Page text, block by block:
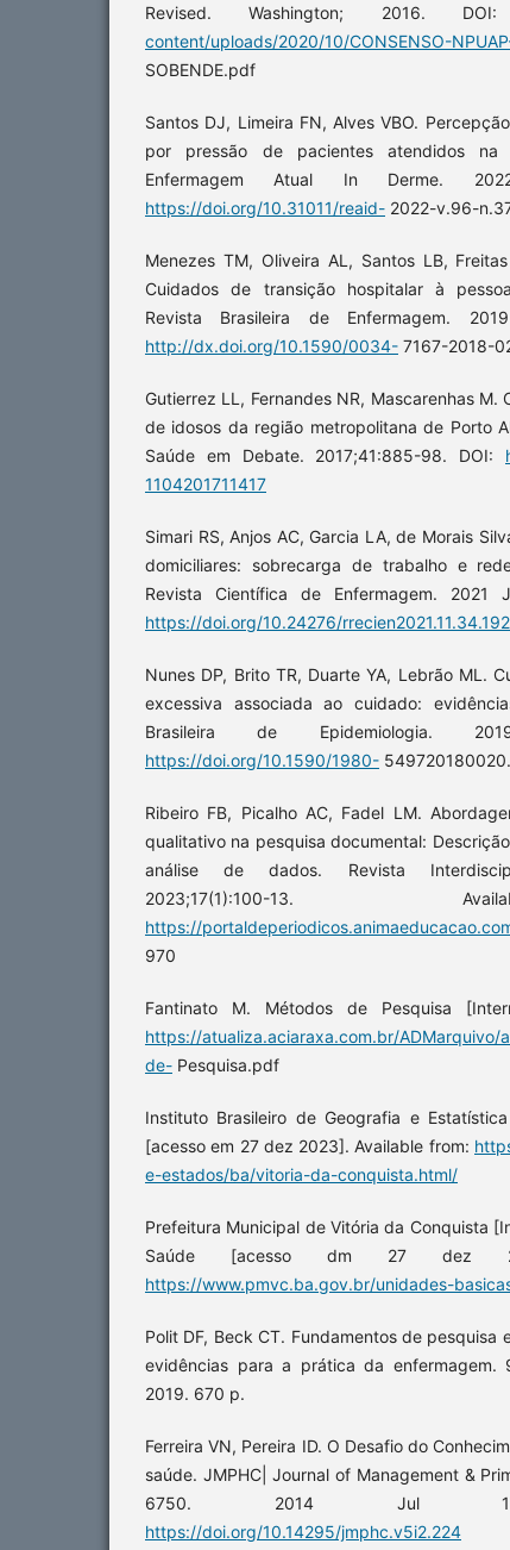
Revised. Washington; 2016.
content/uploads/2020/10/CONSENSO-
SOBENDE.pdf
Santos DJ, Limeira FN, Alves VBO.
por pressão de pacientes atendidos na
Enfermagem Atual In Derme.
https://doi.org/10.31011/reaid- 2022-v.96-
Menezes TM, Oliveira AL, Santos LB,
Cuidados de transição hospitalar à
Revista Brasileira de Enfermagem.
http://dx.doi.org/10.1590/0034- 7167-2018-
Gutierrez LL, Fernandes NR, Mascarenhas
de idosos da região metropolitana de Porto
Saúde em Debate. 2017;41:885-98. DOI:
1104201711417
Simari RS, Anjos AC, Garcia LA, de Morais
domiciliares: sobrecarga de trabalho e
Revista Científica de Enfermagem. 2021
https://doi.org/10.24276/
Nunes DP, Brito TR, Duarte YA, Lebrão ML.
excessiva associada ao cuidado:
Brasileira de Epidemiologia.
https://doi.org/10.1590/1980-
Ribeiro FB, Picalho AC, Fadel LM.
qualitativo na pesquisa documental:
análise de dados. Revista
2023;17(1):100-13.
https://
970
Fantinato M. Métodos de Pesquisa
https://atualiza.aciaraxa.com.br/ADMarquivo/
de- Pesquisa.pdf
Instituto Brasileiro de Geografia e
[acesso em 27 dez 2023]. Available from:
e-estados/ba/vitoria-da-conquista.html/
Prefeitura Municipal de Vitória da Conquista
Saúde [acesso dm 27 dez
https://www.pmvc.ba.gov.br/unidades-
Polit DF, Beck CT. Fundamentos de pesquisa
evidências para a prática da enfermagem.
2019. 670 p.
Ferreira VN, Pereira ID. O Desafio do
saúde. JMPHC| Journal of Management &
6750. 2014 Jul
https://doi.org/10.14295/jmphc.v5i2.224